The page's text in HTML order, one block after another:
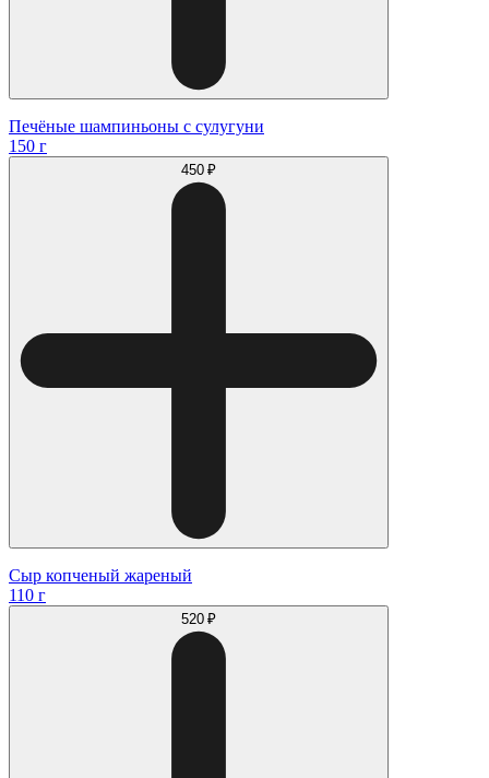
Печёные шампиньоны с сулугуни
150 г
450 ₽
Сыр копченый жареный
110 г
520 ₽